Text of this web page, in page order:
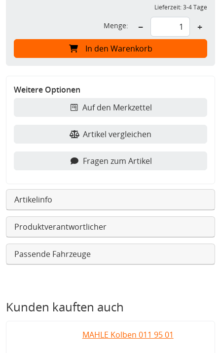
Lieferzeit:3-4 Tage
Menge: − +
In den Warenkorb
Weitere Optionen
Auf den Merkzettel
Artikel vergleichen
Fragen zum Artikel
Artikelinfo
Produktverantwortlicher
Passende Fahrzeuge
Kunden kauften auch
MAHLE Kolben 011 95 01